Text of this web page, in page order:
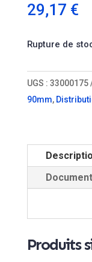
29,17 €
Rupture de
UGS : 33000175
90mm,
Produits